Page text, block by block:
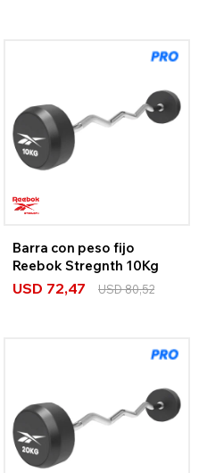
Barra con peso fijo
Reebok Stregnth 10Kg
USD 72,47 USD80,52